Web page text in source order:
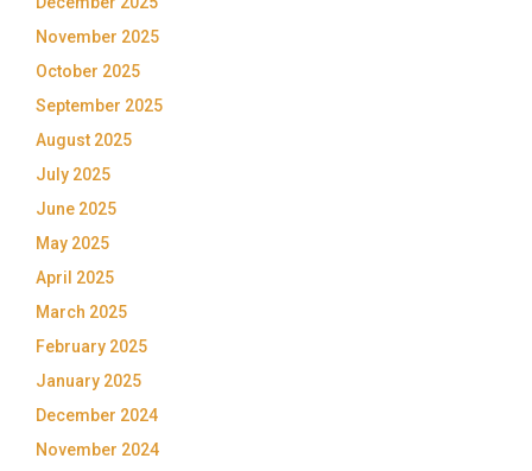
November 2025
October 2025
September 2025
August 2025
July 2025
June 2025
May 2025
April 2025
March 2025
February 2025
January 2025
December 2024
November 2024